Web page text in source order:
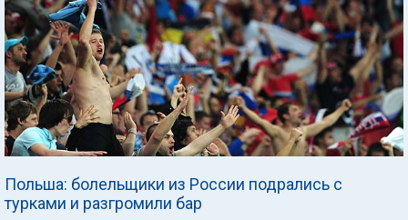
Польша: болельщики из России подрались с
турками и разгромили бар